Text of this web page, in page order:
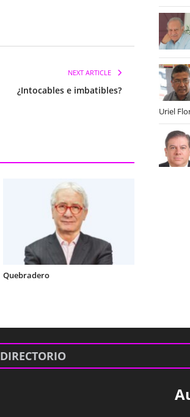
NEXT ARTICLE
¿Intocables e imbatibles?
Quebradero
Uriel
DIRECTORIO